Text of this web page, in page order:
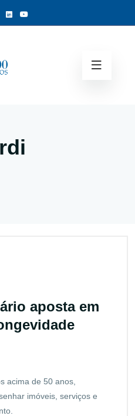
aposta em
acima de 50 anos,
imóveis, serviços e